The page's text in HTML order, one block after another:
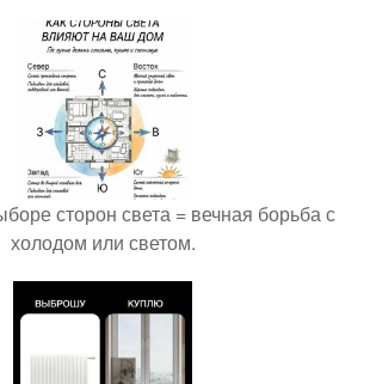
сторон света = вечная борьба с
холодом или светом.